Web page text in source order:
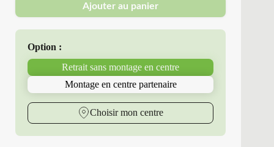
Ajouter au panier
Option :
Retrait sans montage en centre
Montage en centre partenaire
Choisir mon centre